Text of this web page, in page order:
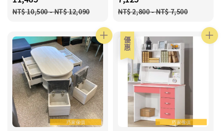
Regular
NT$ 10,500-NT$ 12,090
Regular
NT$ 2,800-NT$ 7,500
優惠